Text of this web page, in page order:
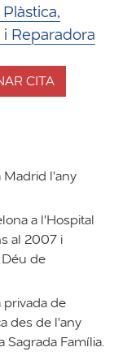
i Reparadora
CITA
Madrid l'any
a l'Hospital
al 2007 i
de
privada de
des de l'any
Sagrada Família.